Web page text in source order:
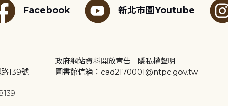
Facebook 新北市圖Youtube
139號
政府網站資料開放宣告 | 隱私權聲明
圖書館信箱：cad2170001@ntpc.gov.tw